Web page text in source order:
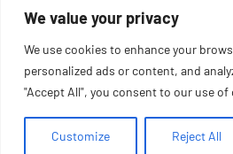
We value your privacy
We use cookies to enhance your
personalized ads or content, and
"Accept All", you consent to our use of
Customize Reject All
oder was immer den
Mail ist eine Fälschung.
WordPress-Theme: Occasio von